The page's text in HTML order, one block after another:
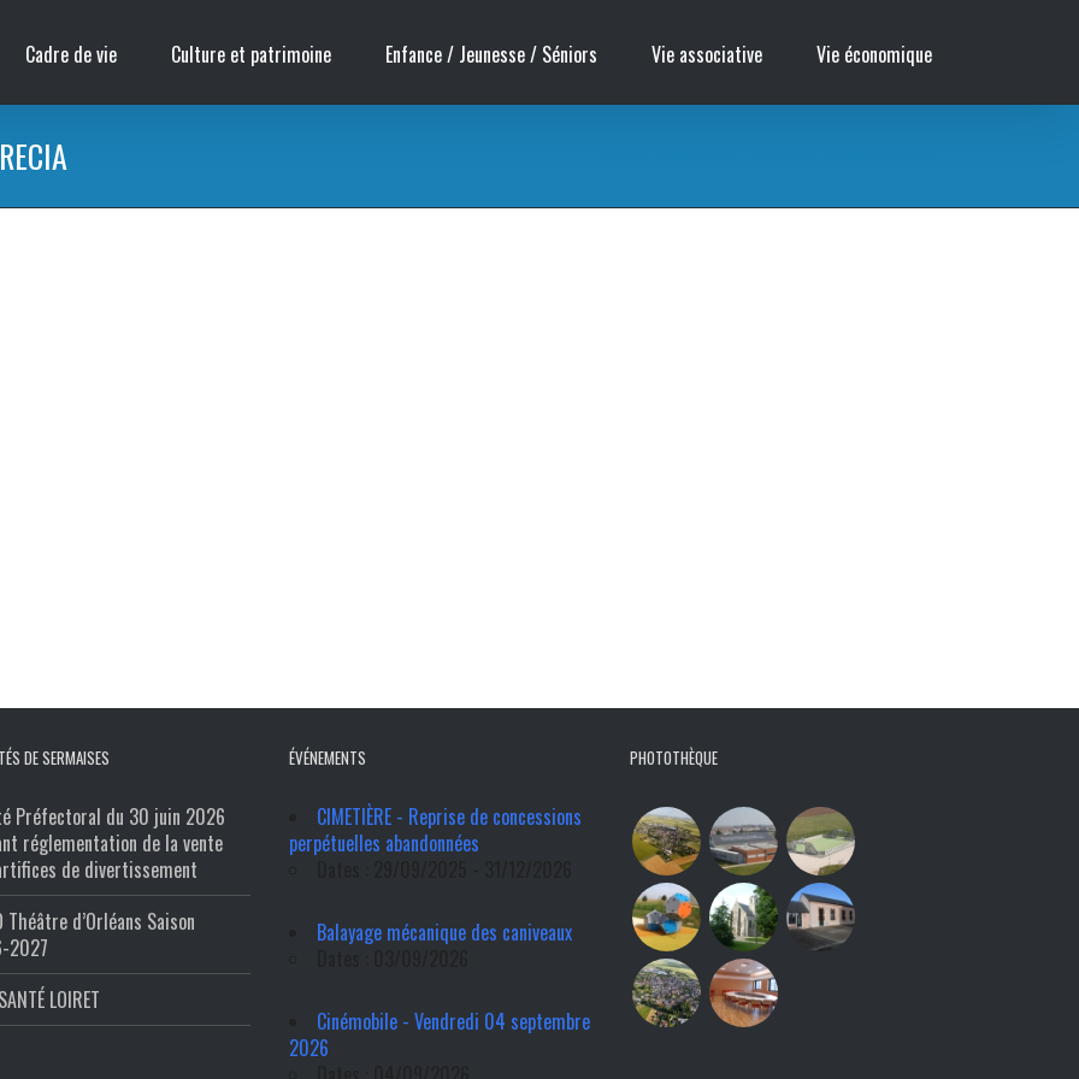
Cadre de vie Culture et patrimoine Enfance / Jeunesse / Séniors Vie associative Vie économique
DE SERMAISES
Préfectoral du 30 juin 2026
réglementation de la vente
de divertissement
Théâtre d’Orléans Saison
2027
LOIRET
ÉVÉNEMENTS
CIMETIÈRE - Reprise de concessions
perpétuelles abandonnées
Balayage mécanique des caniveaux
Cinémobile - Vendredi 04 septembre
2026
PHOTOTHÈQUE